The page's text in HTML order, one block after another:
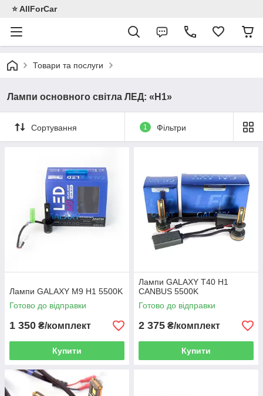
⭐️ AllForCar
Товари та послуги
Лампи основного світла ЛЕД: «H1»
Сортування 1 Фільтри
Лампи GALAXY M9 H1 5500K
Готово до відправки
1 350 ₴/комплект
Купити
Лампи GALAXY T40 H1
CANBUS 5500K
Готово до відправки
2 375 ₴/комплект
Купити